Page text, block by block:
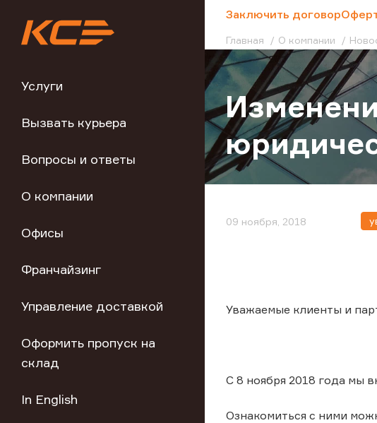
Услуги
Вызвать курьера
Вопросы и ответы
О компании
Офисы
Франчайзинг
Управление доставкой
Оформить пропуск на
склад
In English
Заключить договор
Главная О компании
09 ноября, 2018
Уважаемые клиенты и
С 8 ноября 2018 года мы
Ознакомиться с ними